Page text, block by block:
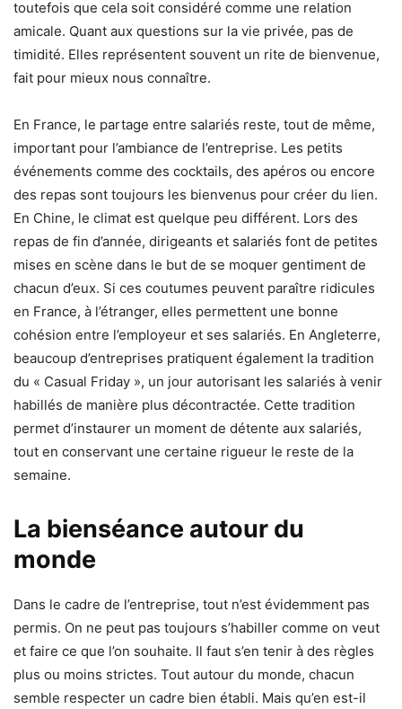
toutefois que cela soit considéré comme une relation
amicale. Quant aux questions sur la vie privée, pas de
timidité. Elles représentent souvent un rite de bienvenue,
fait pour mieux nous connaître.
En France, le partage entre salariés reste, tout de même,
important pour l’ambiance de l’entreprise. Les petits
événements comme des cocktails, des apéros ou encore
des repas sont toujours les bienvenus pour créer du lien.
En Chine, le climat est quelque peu différent. Lors des
repas de fin d’année, dirigeants et salariés font de petites
mises en scène dans le but de se moquer gentiment de
chacun d’eux. Si ces coutumes peuvent paraître ridicules
en France, à l’étranger, elles permettent une bonne
cohésion entre l’employeur et ses salariés. En Angleterre,
beaucoup d’entreprises pratiquent également la tradition
du « Casual Friday », un jour autorisant les salariés à venir
habillés de manière plus décontractée. Cette tradition
permet d’instaurer un moment de détente aux salariés,
tout en conservant une certaine rigueur le reste de la
semaine.
La bienséance autour du
monde
Dans le cadre de l’entreprise, tout n’est évidemment pas
permis. On ne peut pas toujours s’habiller comme on veut
et faire ce que l’on souhaite. Il faut s’en tenir à des règles
plus ou moins strictes. Tout autour du monde, chacun
semble respecter un cadre bien établi. Mais qu’en est-il